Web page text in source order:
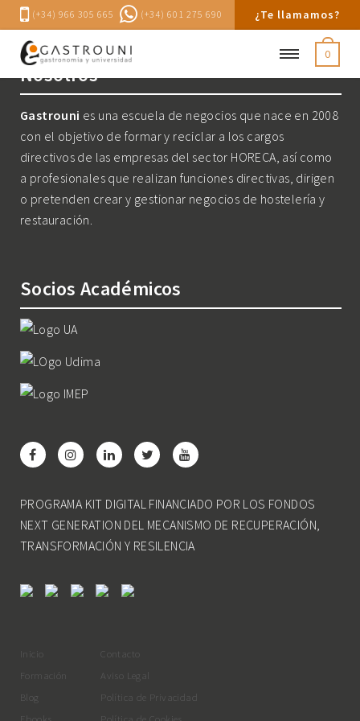
(+34) 966 305 665 (+34) 601 275 690 ¿Te llamamos?
0
Nosotros
Gastrouni es una escuela de negocios que nace en 2008
con el objetivo de formar y reciclar a los cargos
directivos de las empresas del sector HORECA, así como
a profesionales que realizan funciones directivas, dirigen
o pretenden crear y gestionar negocios de hostelería y
restauración.
Socios Académicos
PROGRAMA KIT DIGITAL FINANCIADO POR LOS FONDOS
NEXT GENERATION DEL MECANISMO DE RECUPERACIÓN,
TRANSFORMACIÓN Y RESILENCIA
Inicio
Formación
Blog
Contacto
Aviso Legal
Política de Privacidad